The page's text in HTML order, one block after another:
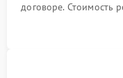
договоре. Стоимость